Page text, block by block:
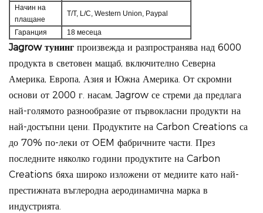
Начин на
плащане
T/T, L/C, Western Union, Paypal
Гаранция 18 месеца
Jagrow тунинг произвежда и разпространява над 6000
продукта в световен мащаб, включително Северна
Америка, Европа, Азия и Южна Америка. От скромни
основи от 2000 г. насам, Jagrow се стреми да предлага
най-голямото разнообразие от първокласни продукти на
най-достъпни цени. Продуктите на Carbon Creations са
до 70% по-леки от OEM фабричните части. През
последните няколко години продуктите на Carbon
Creations бяха широко изложени от медиите като най-
престижната въглеродна аеродинамична марка в
индустрията.